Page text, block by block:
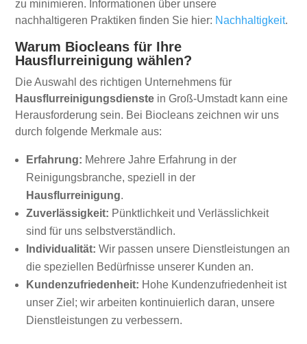
zu minimieren. Informationen über unsere
nachhaltigeren Praktiken finden Sie hier: Nachhaltigkeit.
Warum Biocleans für Ihre
Hausflurreinigung wählen?
Die Auswahl des richtigen Unternehmens für
Hausflurreinigungsdienste in Groß-Umstadt kann eine
Herausforderung sein. Bei Biocleans zeichnen wir uns
durch folgende Merkmale aus:
Erfahrung: Mehrere Jahre Erfahrung in der
Reinigungsbranche, speziell in der
Hausflurreinigung.
Zuverlässigkeit: Pünktlichkeit und Verlässlichkeit
sind für uns selbstverständlich.
Individualität: Wir passen unsere Dienstleistungen an
die speziellen Bedürfnisse unserer Kunden an.
Kundenzufriedenheit: Hohe Kundenzufriedenheit ist
unser Ziel; wir arbeiten kontinuierlich daran, unsere
Dienstleistungen zu verbessern.